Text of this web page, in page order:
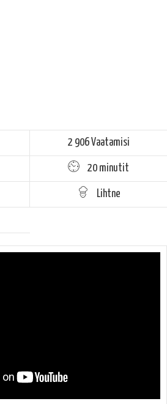
2 906 Vaatamisi
20 minutit
Lihtne